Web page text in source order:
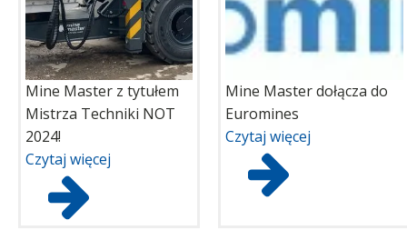
Mine Master z tytułem
Mistrza Techniki NOT
2024!
Czytaj więcej
Mine Master dołącza do
Euromines
Czytaj więcej